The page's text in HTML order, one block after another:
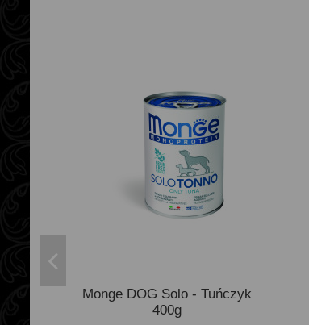
Monge DOG Solo - Tuńczyk
400g